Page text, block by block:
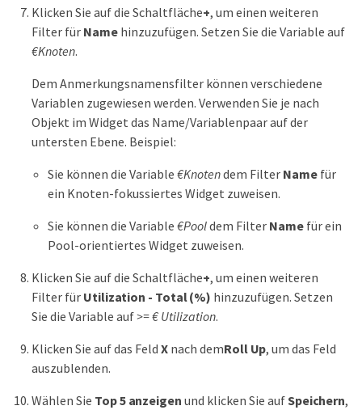
Klicken Sie auf die Schaltfläche+, um einen weiteren
Filter für Namehinzuzufügen. Setzen Sie die Variable auf
€Knoten.
Dem Anmerkungsnamensfilter können verschiedene
Variablen zugewiesen werden. Verwenden Sie je nach
Objekt im Widget das Name/Variablenpaar auf der
untersten Ebene. Beispiel:
Sie können die Variable €Knotendem Filter Namefür
ein Knoten-fokussiertes Widget zuweisen.
Sie können die Variable €Pooldem Filter Namefür ein
Pool-orientiertes Widget zuweisen.
Klicken Sie auf die Schaltfläche+, um einen weiteren
Filter für Utilization - Total (%) hinzuzufügen. Setzen
Sie die Variable auf>= € Utilization.
Klicken Sie auf das Feld Xnach demRoll Up, um das Feld
auszublenden.
Wählen Sie Top 5 anzeigen und klicken Sie aufSpeichern,